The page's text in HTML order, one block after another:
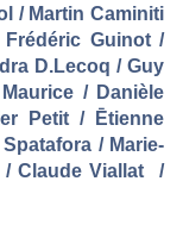
/ Martin Caminiti
Guinot /
D.Lecoq / Guy
/ Danièle
Petit / Ētienne
/ Marie-
/ Claude Viallat /